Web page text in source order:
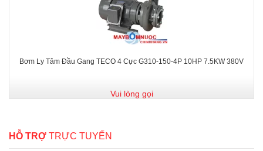
Bơm Ly Tâm Đầu Gang TECO 4 Cực G310-150-4P 10HP 7.5KW 380V
Vui lòng gọi
HỖ TRỢ TRỰC TUYẾN